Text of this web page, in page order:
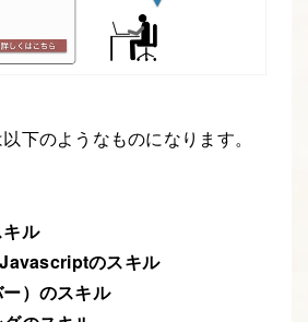
下のようなものになります。
ル
のスキル
）のスキル